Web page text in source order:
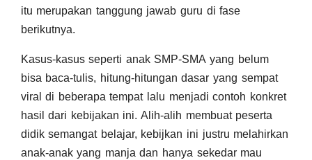
itu merupakan tanggung jawab guru di fase
berikutnya.
Kasus-kasus seperti anak SMP-SMA yang belum
bisa baca-tulis, hitung-hitungan dasar yang sempat
viral di beberapa tempat lalu menjadi contoh konkret
hasil dari kebijakan ini. Alih-alih membuat peserta
didik semangat belajar, kebijkan ini justru melahirkan
anak-anak yang manja dan hanya sekedar mau